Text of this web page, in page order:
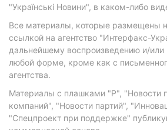
"Українські Новини", в каком-либо
Все материалы, которые размещены
ссылкой на агентство "Интерфакс-
дальнейшему воспроизведению и/или
любой форме, кроме как с
агентства.
Материалы с плашками "Р", "Новости
компаний", "Новости партий",
"Спецпроект при поддержке"